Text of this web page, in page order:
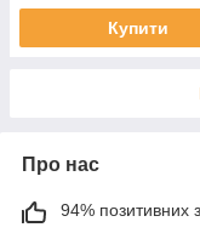
Купити
Про нас
94% позитивних з